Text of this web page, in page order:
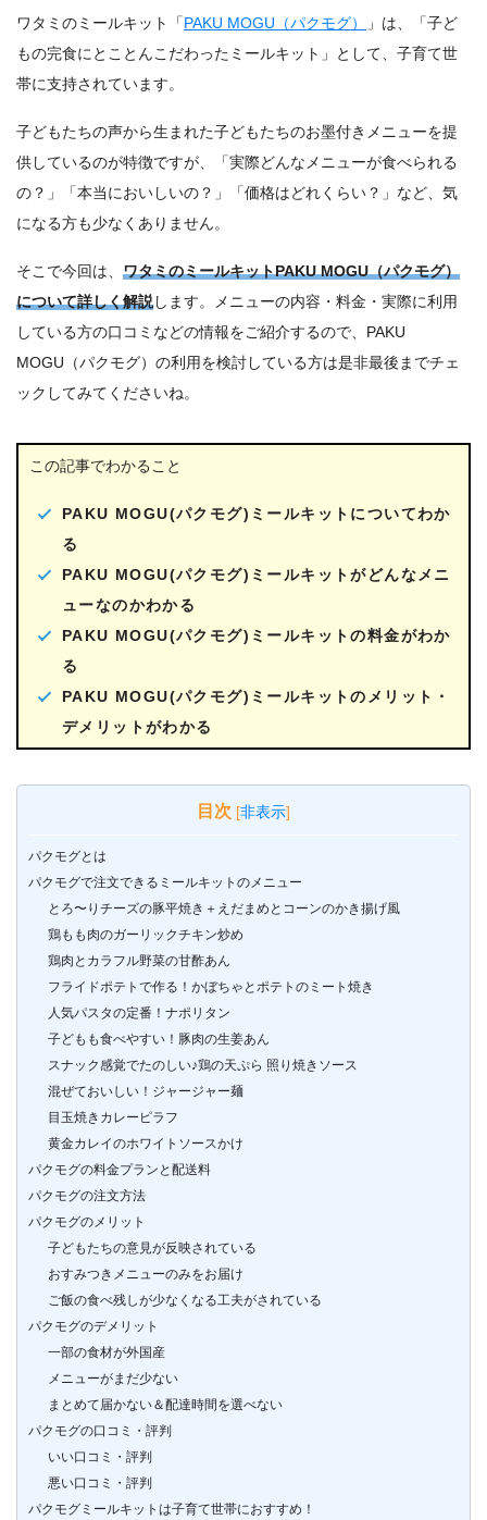
ワタミのミールキット「PAKU MOGU（パクモグ）
」は、「子ど
もの完食にとことんこだわったミールキット」として、子育て世
帯に支持されています。
子どもたちの声から生まれた子どもたちのお墨付きメニューを提
供しているのが特徴ですが、「実際どんなメニューが食べられる
の？」「本当においしいの？」「価格はどれくらい？」など、気
になる方も少なくありません。
そこで今回は、 ワタミのミールキットPAKU MOGU（パクモグ）
について詳しく解説します。メニューの内容・料金・実際に利用
している方の口コミなどの情報をご紹介するので、PAKU
MOGU（パクモグ）の利用を検討している方は是非最後までチェ
ックしてみてくださいね。
この記事でわかること
PAKU MOGU(パクモグ)ミールキットについてわか
る
PAKU MOGU(パクモグ)ミールキットがどんなメニ
ューなのかわかる
PAKU MOGU(パクモグ)ミールキットの料金がわか
る
PAKU MOGU(パクモグ)ミールキットのメリット・
デメリットがわかる
目次 [非表示]
パクモグとは
パクモグで注文できるミールキットのメニュー
とろ〜りチーズの豚平焼き＋えだまめとコーンのかき揚げ風
鶏もも肉のガーリックチキン炒め
鶏肉とカラフル野菜の甘酢あん
フライドポテトで作る！かぼちゃとポテトのミート焼き
人気パスタの定番！ナポリタン
子どもも食べやすい！豚肉の生姜あん
スナック感覚でたのしい♪鶏の天ぷら 照り焼きソース
混ぜておいしい！ジャージャー麺
目玉焼きカレーピラフ
黄金カレイのホワイトソースかけ
パクモグの料金プランと配送料
パクモグの注文方法
パクモグのメリット
子どもたちの意見が反映されている
おすみつきメニューのみをお届け
ご飯の食べ残しが少なくなる工夫がされている
パクモグのデメリット
一部の食材が外国産
メニューがまだ少ない
まとめて届かない＆配達時間を選べない
パクモグの口コミ・評判
いい口コミ・評判
悪い口コミ・評判
パクモグミールキットは子育て世帯におすすめ！